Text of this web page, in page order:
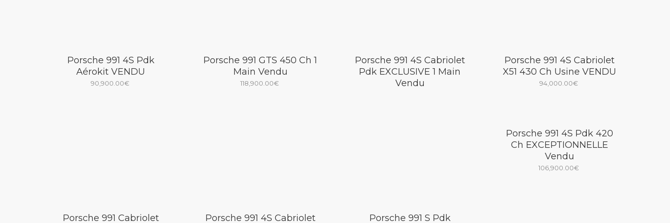
Porsche 991 4S Pdk
Aérokit VENDU
90,900.00€
Porsche 991 GTS 450 Ch 1
Main Vendu
118,900.00€
Porsche 991 4S Cabriolet
Pdk EXCLUSIVE 1 Main
Vendu
Porsche 991 4S Cabriolet
X51 430 Ch Usine VENDU
94,000.00€
Porsche 991 4S Pdk 420
Ch EXCEPTIONNELLE
Vendu
106,900.00€
Porsche 991 Cabriolet Porsche 991 4S Cabriolet Porsche 991 S Pdk